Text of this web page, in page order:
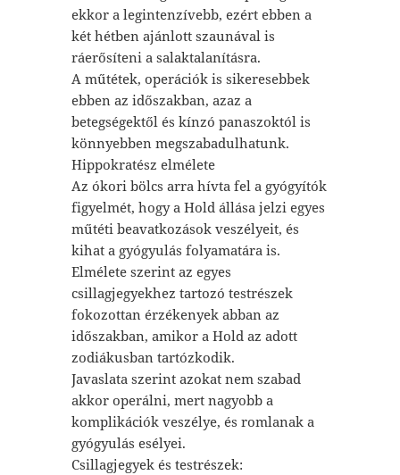
ekkor a legintenzívebb, ezért ebben a
két hétben ajánlott szaunával is
ráerősíteni a salaktalanításra.
A műtétek, operációk is sikeresebbek
ebben az időszakban, azaz a
betegségektől és kínzó panaszoktól is
könnyebben megszabadulhatunk.
Hippokratész elmélete
Az ókori bölcs arra hívta fel a gyógyítók
figyelmét, hogy a Hold állása jelzi egyes
műtéti beavatkozások veszélyeit, és
kihat a gyógyulás folyamatára is.
Elmélete szerint az egyes
csillagjegyekhez tartozó testrészek
fokozottan érzékenyek abban az
időszakban, amikor a Hold az adott
zodiákusban tartózkodik.
Javaslata szerint azokat nem szabad
akkor operálni, mert nagyobb a
komplikációk veszélye, és romlanak a
gyógyulás esélyei.
Csillagjegyek és testrészek: